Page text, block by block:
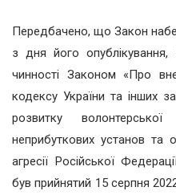
Передбачено, що Закон
з дня його
чинності Законом «Про
кодексу України та інших
розвитку
неприбуткових установ та
агресії Російської
був прийнятий 15 серпня